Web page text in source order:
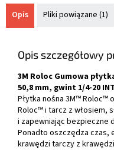
Opis Pliki powiązane (1)
Opis szczegółowy
3M Roloc Gumowa
50,8 mm, gwint 1/4-20 INT
Płytka nośna 3M™ Roloc™
Roloc™ i tarcz z włosiem,
i zapewniając bezpieczne
Ponadto oszczędza czas,
krawędzi tarczy z